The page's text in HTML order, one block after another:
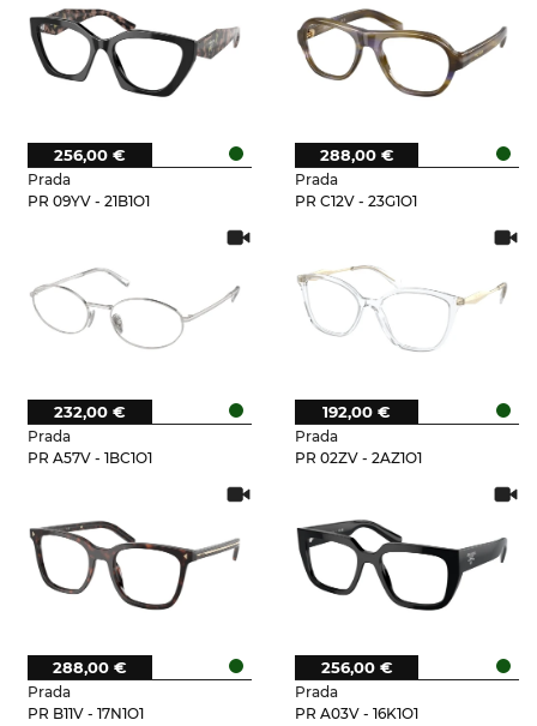
Prada
PR 09YV - 21B1O1
256,00 €
Prada
PR C12V - 23G1O1
288,00 €
Prada
PR A57V - 1BC1O1
232,00 €
Prada
PR 02ZV - 2AZ1O1
192,00 €
Prada
PR B11V - 17N1O1
288,00 €
Prada
PR A03V - 16K1O1
256,00 €